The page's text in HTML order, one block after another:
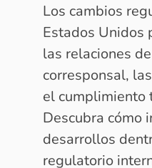
Los cambios
Estados Unidos
las relaciones
corresponsal,
el cumplimiento
Descubra cómo
desarrollos
regulatorio